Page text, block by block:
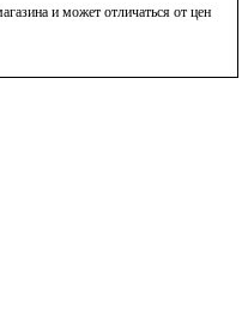
и может отличаться от цен